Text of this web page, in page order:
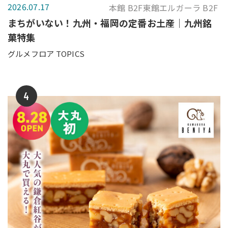
2026.07.17 本館 B2F東館エルガーラ B2F
まちがいない！九州・福岡の定番お土産｜九州銘
菓特集
グルメフロア TOPICS
4